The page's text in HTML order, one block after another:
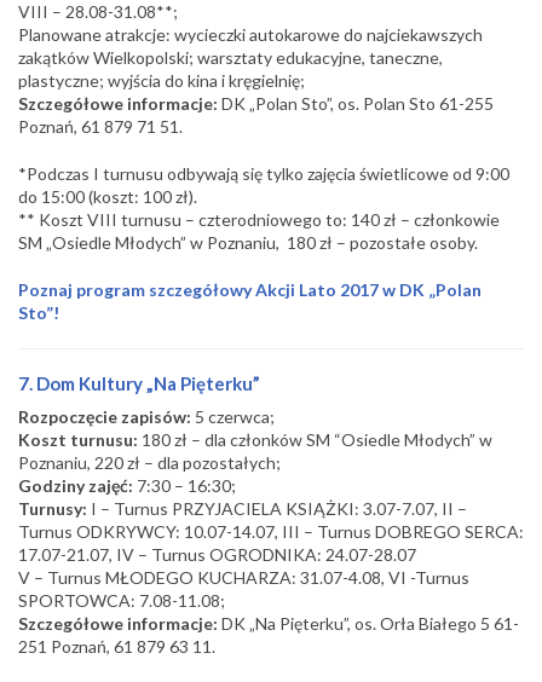
VIII – 28.08-31.08**;
Planowane atrakcje: wycieczki autokarowe do najciekawszych
zakątków Wielkopolski; warsztaty edukacyjne, taneczne,
plastyczne; wyjścia do kina i kręgielnię;
Szczegółowe informacje: DK „Polan Sto”, os. Polan Sto 61-255
Poznań, 61 879 71 51.
*Podczas I turnusu odbywają się tylko zajęcia świetlicowe od 9:00
do 15:00 (koszt: 100 zł).
** Koszt VIII turnusu – czterodniowego to: 140 zł – członkowie
SM „Osiedle Młodych” w Poznaniu, 180 zł – pozostałe osoby.
Poznaj program szczegółowy Akcji Lato 2017 w DK „Polan
Sto”!
7. Dom Kultury „Na Pięterku”
Rozpoczęcie zapisów: 5 czerwca;
Koszt turnusu: 180 zł – dla członków SM “Osiedle Młodych” w
Poznaniu, 220 zł – dla pozostałych;
Godziny zajęć: 7:30 – 16:30;
Turnusy: I – Turnus PRZYJACIELA KSIĄŻKI: 3.07-7.07, II –
Turnus ODKRYWCY: 10.07-14.07, III – Turnus DOBREGO SERCA:
17.07-21.07, IV – Turnus OGRODNIKA: 24.07-28.07
V – Turnus MŁODEGO KUCHARZA: 31.07-4.08, VI -Turnus
SPORTOWCA: 7.08-11.08;
Szczegółowe informacje: DK „Na Pięterku”, os. Orła Białego 5 61-
251 Poznań, 61 879 63 11.